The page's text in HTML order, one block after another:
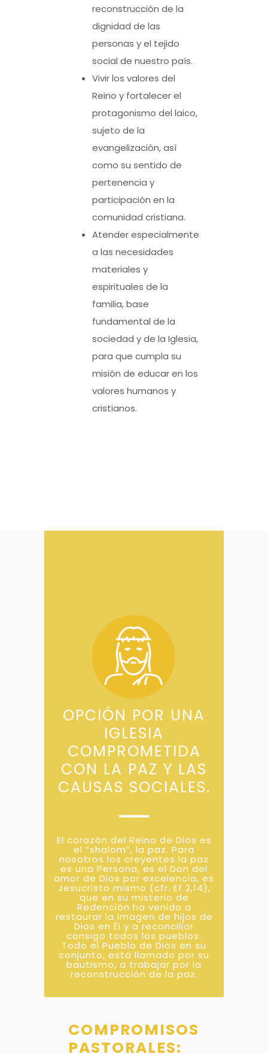
reconstrucción de la
dignidad de las
personas y el tejido
social de nuestro país.
Vivir los valores del
Reino y fortalecer el
protagonismo del laico,
sujeto de la
evangelización, así
como su sentido de
pertenencia y
participación en la
comunidad cristiana.
Atender especialmente
a las necesidades
materiales y
espirituales de la
familia, base
fundamental de la
sociedad y de la Iglesia,
para que cumpla su
misión de educar en los
valores humanos y
cristianos.
OPCIÓN POR UNA
IGLESIA
COMPROMETIDA
CON LA PAZ Y LAS
CAUSAS SOCIALES.
El corazón del Reino de Dios es
el “shalom”, la paz. Para
nosotros los creyentes la paz
es una Persona, es el Don del
amor de Dios por excelencia, es
Jesucristo mismo (cfr. Ef 2,14),
que en su misterio de
Redención ha venido a
restaurar la imagen de hijos de
Dios en Él y a reconciliar
consigo todos los pueblos.
Todo el Pueblo de Dios en su
conjunto, está llamado por su
bautismo, a trabajar por la
reconstrucción de la paz.
COMPROMISOS
PASTORALES: